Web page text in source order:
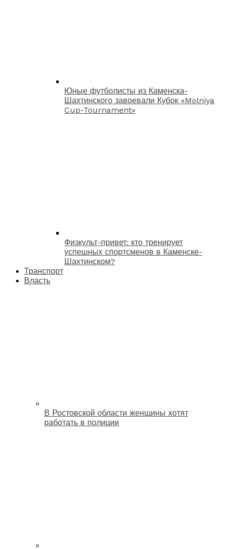
Юные футболисты из Каменска-
Шахтинского завоевали Кубок «Molniya
Cup-Tournament»
Физкульт-привет: кто тренирует
успешных спортсменов в Каменске-
Шахтинском?
Транспорт
Власть
В Ростовской области женщины хотят
работать в полиции